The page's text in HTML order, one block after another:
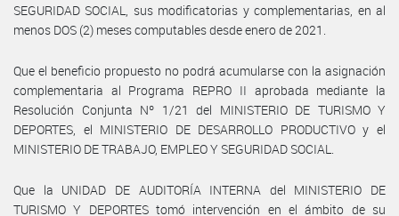
SEGURIDAD SOCIAL, sus modificatorias y complementarias, en al
menos DOS (2) meses computables desde enero de 2021.
Que el beneficio propuesto no podrá acumularse con la asignación
complementaria al Programa REPRO II aprobada mediante la
Resolución Conjunta Nº 1/21 del MINISTERIO DE TURISMO Y
DEPORTES, el MINISTERIO DE DESARROLLO PRODUCTIVO y el
MINISTERIO DE TRABAJO, EMPLEO Y SEGURIDAD SOCIAL.
Que la UNIDAD DE AUDITORÍA INTERNA del MINISTERIO DE
TURISMO Y DEPORTES tomó intervención en el ámbito de su